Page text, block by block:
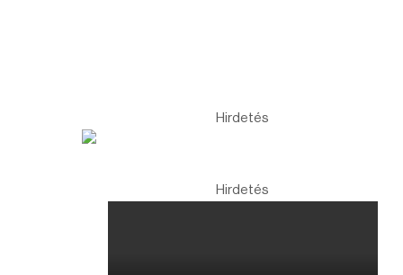
Hirdetés
Hirdetés